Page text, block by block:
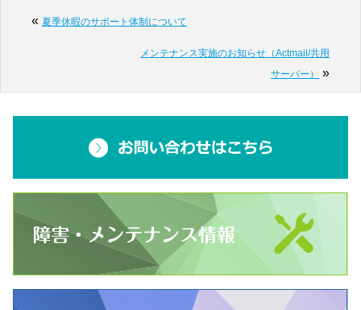
« 夏季休暇のサポート体制について
メンテナンス実施のお知らせ（Actmail/共用
サーバー）
»